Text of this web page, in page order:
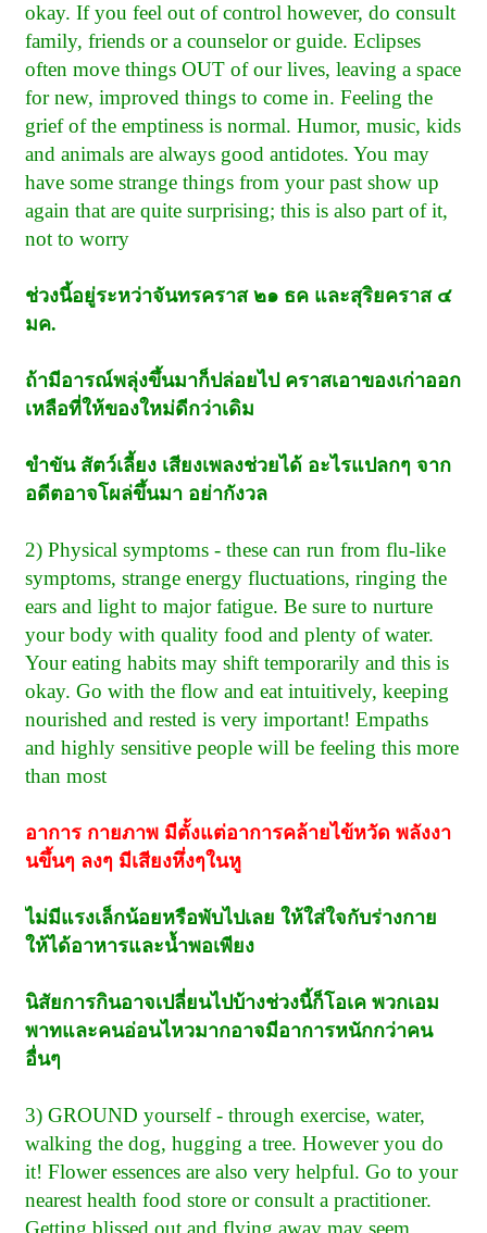
okay. If you feel out of control however, do consult
family, friends or a counselor or guide. Eclipses
often move things OUT of our lives, leaving a space
for new, improved things to come in. Feeling the
grief of the emptiness is normal. Humor, music, kids
and animals are always good antidotes. You may
have some strange things from your past show up
again that are quite surprising; this is also part of it,
not to worry
ช่วงนี้อยู่ระหว่าจันทรคราส ๒๑ ธค และสุริยคราส ๔
มค.
ถ้ามีอารณ์พลุ่งขึ้นมาก็ปล่อยไป คราสเอาของเก่าออก
เหลือที่ให้ของใหม่ดีกว่าเดิม
ขำขัน สัตว์เลี้ยง เสียงเพลงช่วยได้ อะไรแปลกๆ จาก
อดีตอาจโผล่ขึ้นมา อย่ากังวล
2) Physical symptoms - these can run from flu-like
symptoms, strange energy fluctuations, ringing the
ears and light to major fatigue. Be sure to nurture
your body with quality food and plenty of water.
Your eating habits may shift temporarily and this is
okay. Go with the flow and eat intuitively, keeping
nourished and rested is very important! Empaths
and highly sensitive people will be feeling this more
than most
อาการ กายภาพ มีตั้งแต่อาการคล้ายไข้หวัด พลังงา
นขึ้นๆ ลงๆ มีเสียงหึ่งๆในหู
ไม่มีแรงเล็กน้อยหรือพับไปเลย ให้ใส่ใจกับร่างกาย
ให้ได้อาหารและน้ำพอเพียง
นิสัยการกินอาจเปลี่ยนไปบ้างช่วงนี้ก็โอเค พวกเอม
พาทและคนอ่อนไหวมากอาจมีอาการหนักกว่าคน
อื่นๆ
3) GROUND yourself - through exercise, water,
walking the dog, hugging a tree. However you do
it! Flower essences are also very helpful. Go to your
nearest health food store or consult a practitioner.
Getting blissed out and flying away may seem